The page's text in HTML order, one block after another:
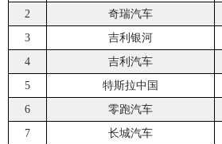
2
奇瑞汽车
3
吉利银河
4
吉利汽车
5
特斯拉中国
6
零跑汽车
7
长城汽车